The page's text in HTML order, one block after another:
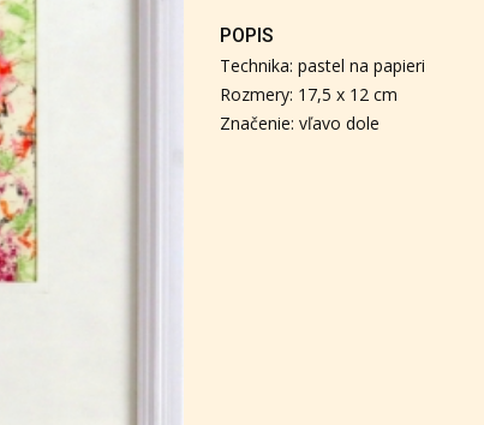
POPIS
Technika: pastel na papieri
Rozmery: 17,5 x 12 cm
Značenie: vľavo dole